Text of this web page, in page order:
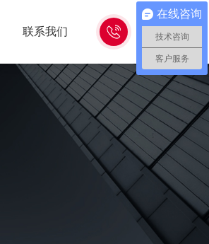
15262618638
联系我们
在线咨询
技术咨询
客户服务